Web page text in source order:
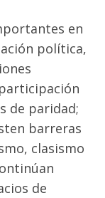
en
política,
de paridad;
barreras
clasismo
de